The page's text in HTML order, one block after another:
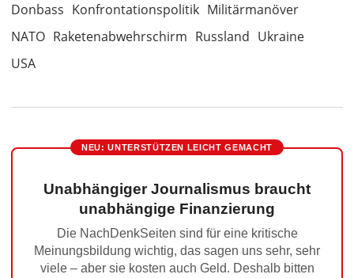
Donbass Konfrontationspolitik Militärmanöver
NATO Raketenabwehrschirm Russland Ukraine
USA
NEU: UNTERSTÜTZEN LEICHT GEMACHT
Unabhängiger Journalismus braucht
unabhängige Finanzierung
Die NachDenkSeiten sind für eine kritische
Meinungsbildung wichtig, das sagen uns sehr, sehr
viele – aber sie kosten auch Geld. Deshalb bitten